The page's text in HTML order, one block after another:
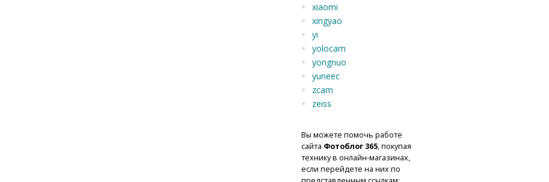
xiaomi
xingyao
yi
yolocam
yongnuo
yuneec
zcam
zeiss
Вы можете помочь работе
сайта Фотоблог 365, покупая
технику в онлайн-магазинах,
если перейдете на них по